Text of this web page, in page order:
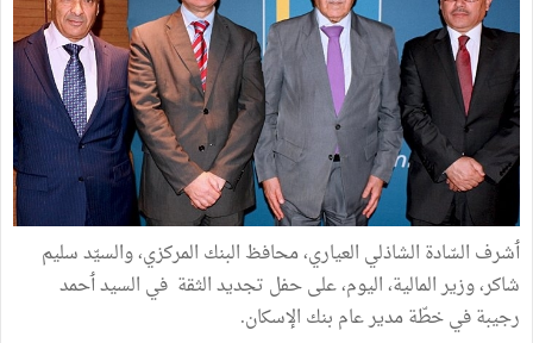
ٲشرف السّادة الشاذلي العياري، محافظ البنك المركزي، والسيّد سليم
شاكر، وزير المالية، اليوم، على حفل تجديد الثقة في السيد ٲحمد
رجيبة في خطّة مدير عام بنك الإسكان.